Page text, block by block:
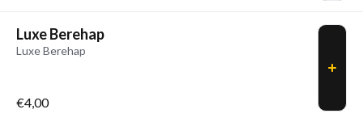
Luxe Berehap
Luxe Berehap
€4,00